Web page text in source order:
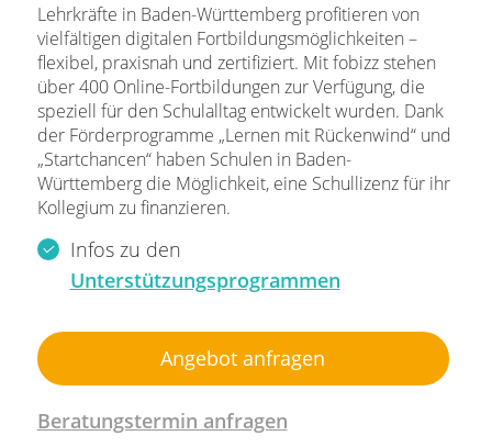
Lehrkräfte in Baden-Württemberg profitieren von
vielfältigen digitalen Fortbildungsmöglichkeiten –
flexibel, praxisnah und zertifiziert. Mit fobizz stehen
über 400 Online-Fortbildungen zur Verfügung, die
speziell für den Schulalltag entwickelt wurden. Dank
der Förderprogramme „Lernen mit Rückenwind“ und
„Startchancen“ haben Schulen in Baden-
Württemberg die Möglichkeit, eine Schullizenz für ihr
Kollegium zu finanzieren.
Infos zu den
Unterstützungsprogrammen
Angebot anfragen
Beratungstermin anfragen